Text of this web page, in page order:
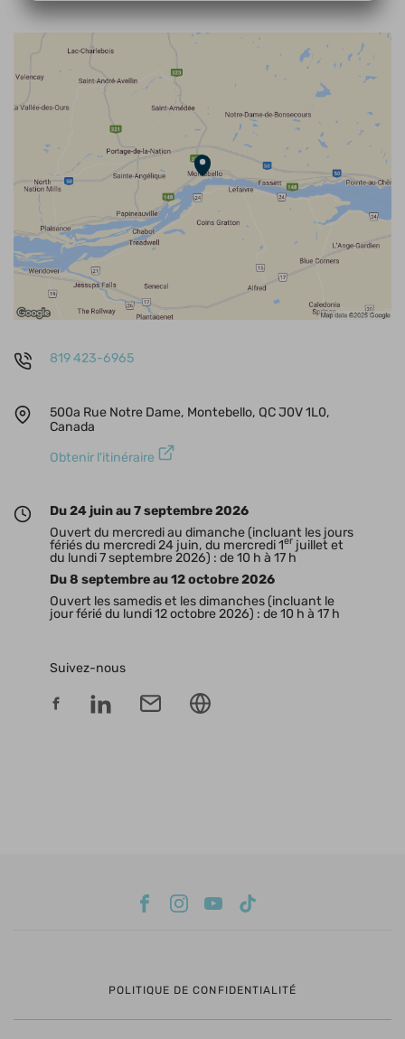
819 423-6965
500a Rue Notre Dame, Montebello, QC J0V 1L0,
Canada
Obtenir l'itinéraire
Du 24 juin au 7 septembre 2026
Ouvert du mercredi au dimanche (incluant les jours
fériés du mercredi 24 juin, du mercredi 1er juillet et
du lundi 7 septembre 2026) : de 10 h à 17 h
Du 8 septembre au 12 octobre 2026
Ouvert les samedis et les dimanches (incluant le
jour férié du lundi 12 octobre 2026) : de 10 h à 17 h
Suivez-nous
POLITIQUE DE CONFIDENTIALITÉ